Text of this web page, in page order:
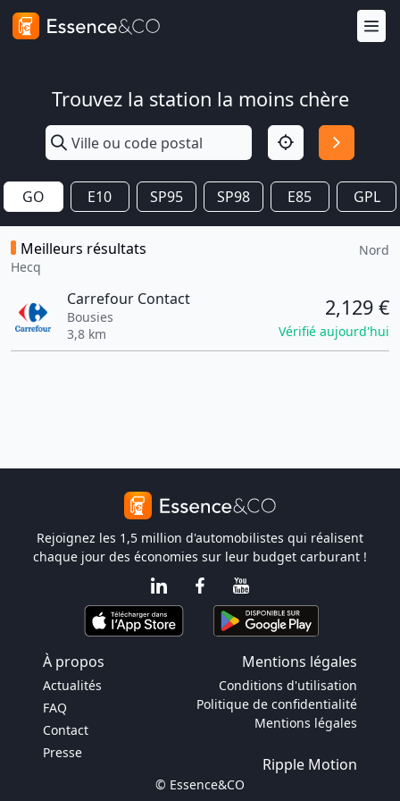
Trouvez la station la moins chère
GO E10 SP95 SP98 E85 GPL
Meilleurs résultats
Hecq
Nord
Carrefour Contact
Bousies
3,8 km
2,129 €
Vérifié aujourd'hui
Rejoignez les 1,5 million d'automobilistes qui réalisent
chaque jour des économies sur leur budget carburant !
À propos Mentions légales
Actualités
FAQ
Contact
Presse
Conditions d'utilisation
Politique de confidentialité
Mentions légales
Ripple Motion
© Essence&CO